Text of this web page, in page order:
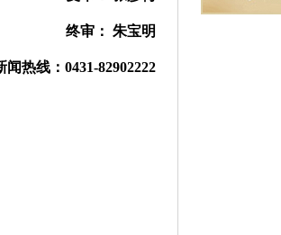
终审： 朱宝明
闻热线：0431-82902222